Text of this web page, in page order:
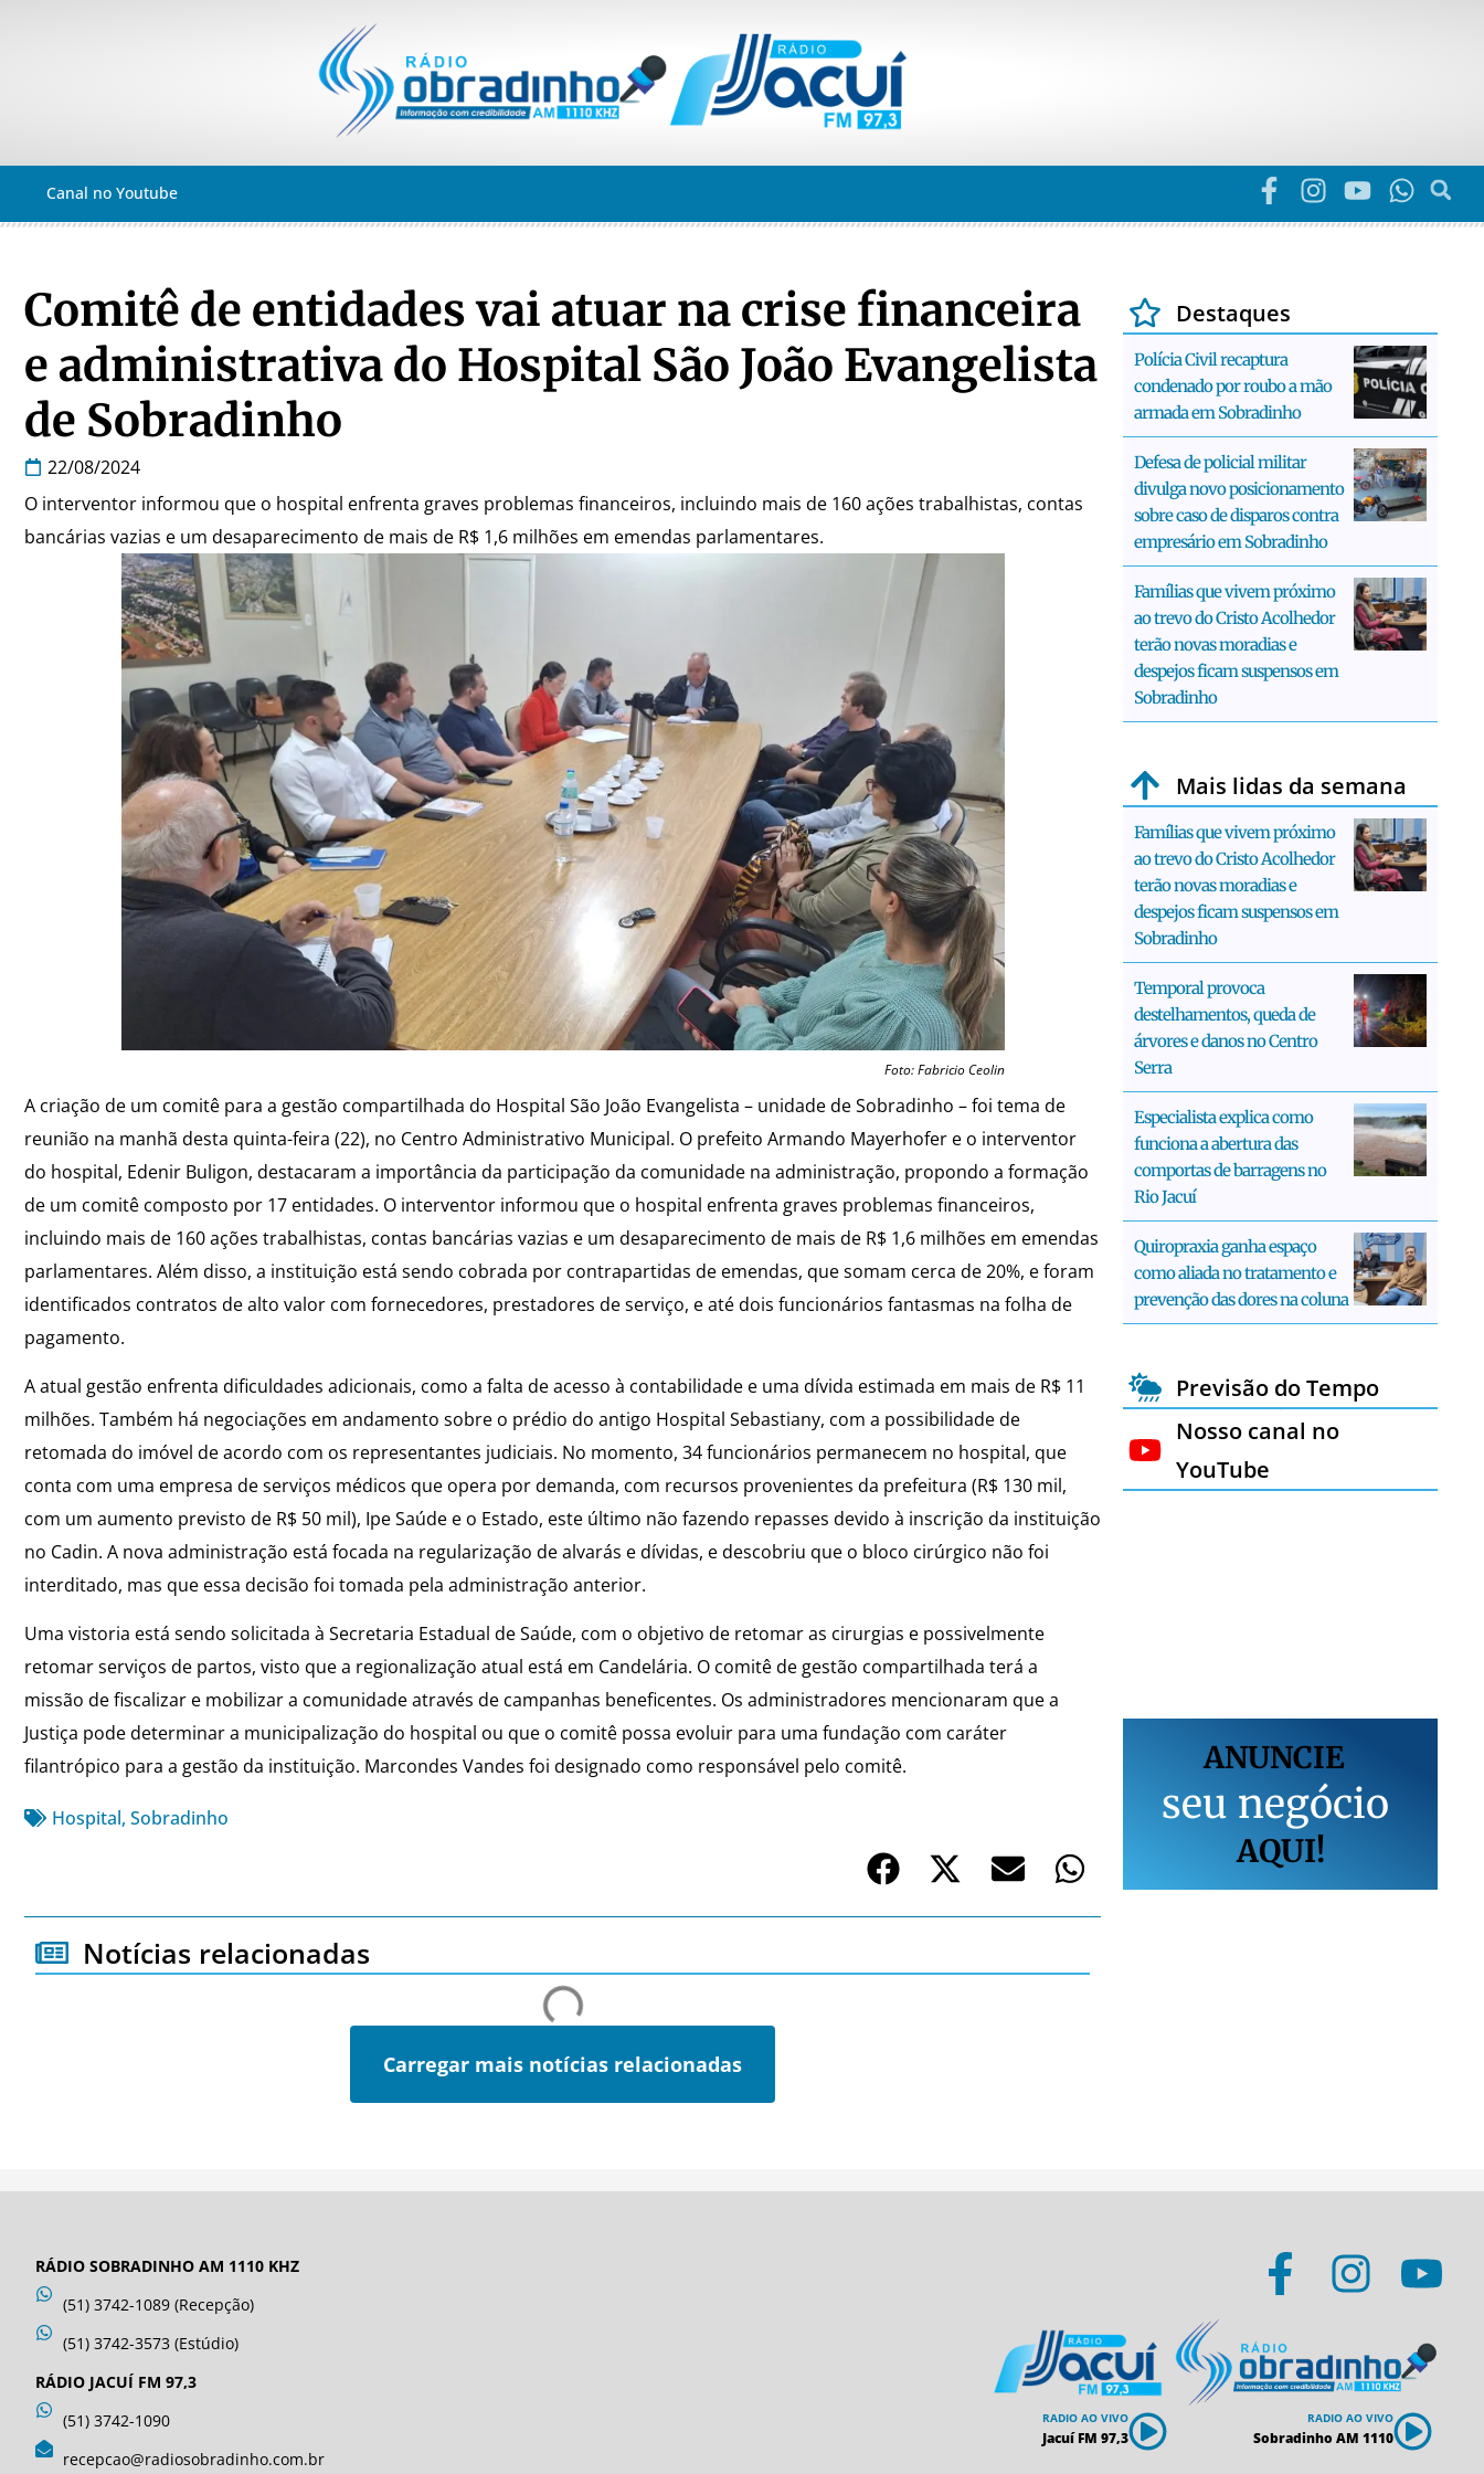
Canal no Youtube
Comitê de entidades vai atuar na crise financeira
e administrativa do Hospital São João Evangelista
de Sobradinho
22/08/2024
O interventor informou que o hospital enfrenta graves problemas financeiros, incluindo mais de 160 ações trabalhistas, contas
bancárias vazias e um desaparecimento de mais de R$ 1,6 milhões em emendas parlamentares.
Foto: Fabricio Ceolin
A criação de um comitê para a gestão compartilhada do Hospital São João Evangelista – unidade de Sobradinho – foi tema de
reunião na manhã desta quinta-feira (22), no Centro Administrativo Municipal. O prefeito Armando Mayerhofer e o interventor
do hospital, Edenir Buligon, destacaram a importância da participação da comunidade na administração, propondo a formação
de um comitê composto por 17 entidades. O interventor informou que o hospital enfrenta graves problemas financeiros,
incluindo mais de 160 ações trabalhistas, contas bancárias vazias e um desaparecimento de mais de R$ 1,6 milhões em emendas
parlamentares. Além disso, a instituição está sendo cobrada por contrapartidas de emendas, que somam cerca de 20%, e foram
identificados contratos de alto valor com fornecedores, prestadores de serviço, e até dois funcionários fantasmas na folha de
pagamento.
A atual gestão enfrenta dificuldades adicionais, como a falta de acesso à contabilidade e uma dívida estimada em mais de R$ 11
milhões. Também há negociações em andamento sobre o prédio do antigo Hospital Sebastiany, com a possibilidade de
retomada do imóvel de acordo com os representantes judiciais. No momento, 34 funcionários permanecem no hospital, que
conta com uma empresa de serviços médicos que opera por demanda, com recursos provenientes da prefeitura (R$ 130 mil,
com um aumento previsto de R$ 50 mil), Ipe Saúde e o Estado, este último não fazendo repasses devido à inscrição da instituição
no Cadin. A nova administração está focada na regularização de alvarás e dívidas, e descobriu que o bloco cirúrgico não foi
interditado, mas que essa decisão foi tomada pela administração anterior.
Uma vistoria está sendo solicitada à Secretaria Estadual de Saúde, com o objetivo de retomar as cirurgias e possivelmente
retomar serviços de partos, visto que a regionalização atual está em Candelária. O comitê de gestão compartilhada terá a
missão de fiscalizar e mobilizar a comunidade através de campanhas beneficentes. Os administradores mencionaram que a
Justiça pode determinar a municipalização do hospital ou que o comitê possa evoluir para uma fundação com caráter
filantrópico para a gestão da instituição. Marcondes Vandes foi designado como responsável pelo comitê.
Hospital, Sobradinho
Notícias relacionadas
Carregar mais notícias relacionadas
Destaques
Polícia Civil recaptura
condenado por roubo a mão
armada em Sobradinho
Defesa de policial militar
divulga novo posicionamento
sobre caso de disparos contra
empresário em Sobradinho
Famílias que vivem próximo
ao trevo do Cristo Acolhedor
terão novas moradias e
despejos ficam suspensos em
Sobradinho
Mais lidas da semana
Famílias que vivem próximo
ao trevo do Cristo Acolhedor
terão novas moradias e
despejos ficam suspensos em
Sobradinho
Temporal provoca
destelhamentos, queda de
árvores e danos no Centro
Serra
Especialista explica como
funciona a abertura das
comportas de barragens no
Rio Jacuí
Quiropraxia ganha espaço
como aliada no tratamento e
prevenção das dores na coluna
Previsão do Tempo
Nosso canal no
YouTube
ANUNCIE
seu negócio
AQUI!
RÁDIO SOBRADINHO AM 1110 KHZ
(51) 3742-1089 (Recepção)
(51) 3742-3573 (Estúdio)
RÁDIO JACUÍ FM 97,3
(51) 3742-1090
recepcao@radiosobradinho.com.br
RADIO AO VIVO
Jacuí FM 97,3
RADIO AO VIVO
Sobradinho AM 1110